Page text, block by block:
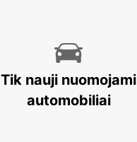
Tik nauji nuomojami
automobiliai